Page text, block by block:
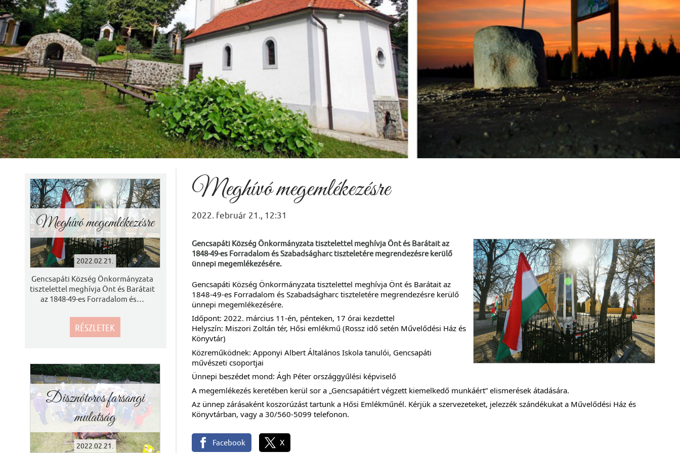
Hangszertanítás
2022.02.21.
Hangszeres zenetanítás indul
márciusban a Művelődési házban!
RÉSZLETEK
Meghívó megemlékezésre
2022.02.21.
Gencsapáti Község Önkormányzata
tisztelettel meghívja Önt és Barátait
az 1848-49-es Forradalom és…
RÉSZLETEK
Disznótoros farsangi
mulatság
2022.02.21.
Meghívó megemlékezésre
2022. február 21., 12:31
Gencsapáti Község Önkormányzata tisztelettel meghívja Önt és Barátait az
1848-49-es Forradalom és Szabadságharc tiszteletére megrendezésre kerülő
ünnepi megemlékezésére.
Gencsapáti Község Önkormányzata tisztelettel meghívja Önt és Barátait az
1848-49-es Forradalom és Szabadságharc tiszteletére megrendezésre kerülő
ünnepi megemlékezésére.
Időpont: 2022. március 11-én, pénteken, 17 órai kezdettel
Helyszín: Miszori Zoltán tér, Hősi emlékmű (Rossz idő setén Művelődési Ház és
Könyvtár)
Közreműködnek: Apponyi Albert Általános Iskola tanulói, Gencsapáti
művészeti csoportjai
Ünnepi beszédet mond: Ágh Péter országgyűlési képviselő
A megemlékezés keretében kerül sor a „Gencsapátiért végzett kiemelkedő munkáért” elismerések átadására.
Az ünnep zárásaként koszorúzást tartunk a Hősi Emlékműnél. Kérjük a szervezeteket, jelezzék szándékukat a Művelődési Ház és
Könyvtárban, vagy a 30/560-5099 telefonon.
Facebook X